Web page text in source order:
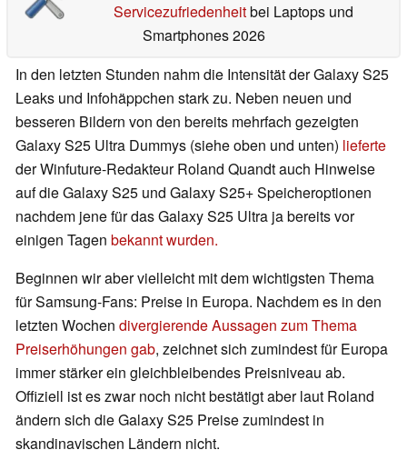
Servicezufriedenheitbei Laptops und
Smartphones 2026
In den letzten Stunden nahm die Intensität der Galaxy S25
Leaks und Infohäppchen stark zu. Neben neuen und
besseren Bildern von den bereits mehrfach gezeigten
Galaxy S25 Ultra Dummys (siehe oben und unten) lieferte
der Winfuture-Redakteur Roland Quandt auch Hinweise
auf die Galaxy S25 und Galaxy S25+ Speicheroptionen
nachdem jene für das Galaxy S25 Ultra ja bereits vor
einigen Tagen bekannt wurden.
Beginnen wir aber vielleicht mit dem wichtigsten Thema
für Samsung-Fans: Preise in Europa. Nachdem es in den
letzten Wochen divergierende Aussagen zum Thema
Preiserhöhungen gab, zeichnet sich zumindest für Europa
immer stärker ein gleichbleibendes Preisniveau ab.
Offiziell ist es zwar noch nicht bestätigt aber laut Roland
ändern sich die Galaxy S25 Preise zumindest in
skandinavischen Ländern nicht.